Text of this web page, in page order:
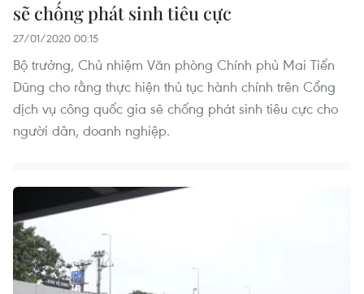
sẽ chống phát sinh tiêu cực
27/01/2020 00:15
Bộ trưởng, Chủ nhiệm Văn phòng Chính phủ Mai Tiến
Dũng cho rằng thực hiện thủ tục hành chính trên Cổng
dịch vụ công quốc gia sẽ chống phát sinh tiêu cực cho
người dân, doanh nghiệp.